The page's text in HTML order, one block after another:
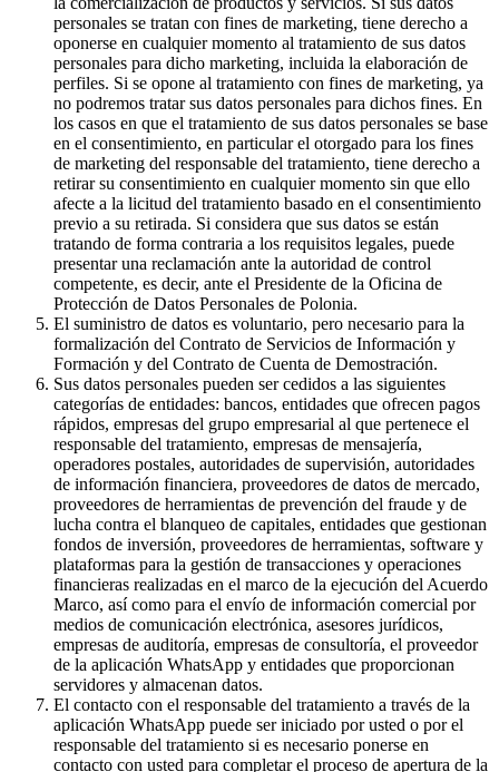
personales se tratan con fines de marketing, tiene derecho a
oponerse en cualquier momento al tratamiento de sus datos
personales para dicho marketing, incluida la elaboración de
perfiles. Si se opone al tratamiento con fines de marketing, ya
no podremos tratar sus datos personales para dichos fines. En
los casos en que el tratamiento de sus datos personales se base
en el consentimiento, en particular el otorgado para los fines
de marketing del responsable del tratamiento, tiene derecho a
retirar su consentimiento en cualquier momento sin que ello
afecte a la licitud del tratamiento basado en el consentimiento
previo a su retirada. Si considera que sus datos se están
tratando de forma contraria a los requisitos legales, puede
presentar una reclamación ante la autoridad de control
competente, es decir, ante el Presidente de la Oficina de
Protección de Datos Personales de Polonia.
El suministro de datos es voluntario, pero necesario para la
formalización del Contrato de Servicios de Información y
Formación y del Contrato de Cuenta de Demostración.
Sus datos personales pueden ser cedidos a las siguientes
categorías de entidades: bancos, entidades que ofrecen pagos
rápidos, empresas del grupo empresarial al que pertenece el
responsable del tratamiento, empresas de mensajería,
operadores postales, autoridades de supervisión, autoridades
de información financiera, proveedores de datos de mercado,
proveedores de herramientas de prevención del fraude y de
lucha contra el blanqueo de capitales, entidades que gestionan
fondos de inversión, proveedores de herramientas, software y
plataformas para la gestión de transacciones y operaciones
financieras realizadas en el marco de la ejecución del Acuerdo
Marco, así como para el envío de información comercial por
medios de comunicación electrónica, asesores jurídicos,
empresas de auditoría, empresas de consultoría, el proveedor
de la aplicación WhatsApp y entidades que proporcionan
servidores y almacenan datos.
El contacto con el responsable del tratamiento a través de la
aplicación WhatsApp puede ser iniciado por usted o por el
responsable del tratamiento si es necesario ponerse en
contacto con usted para completar el proceso de apertura de la